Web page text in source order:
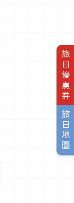
旅日優惠券
旅日地圖